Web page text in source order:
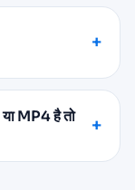
MP4 है तो